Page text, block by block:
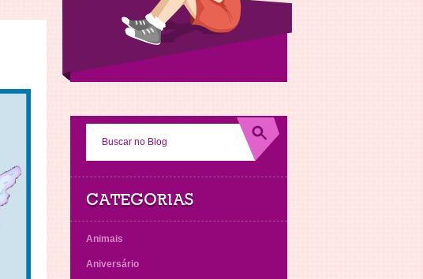
CATEGORIAS
Animais
Aniversário